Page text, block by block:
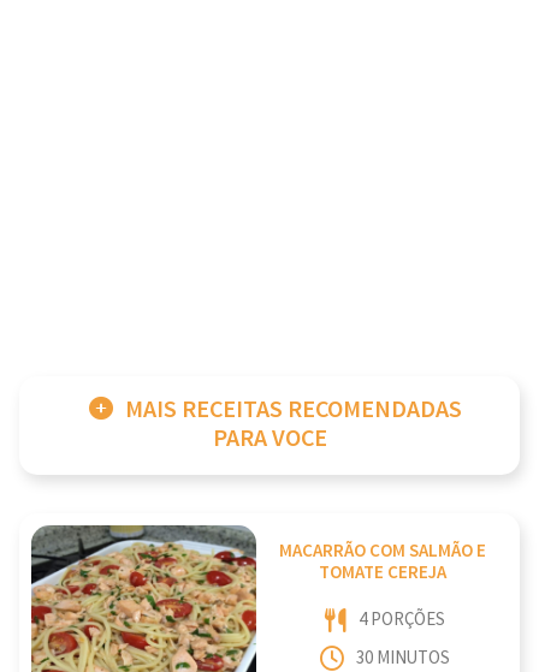
MAIS RECEITAS RECOMENDADAS
PARA VOCE
MACARRÃO COM SALMÃO E
TOMATE CEREJA
4 PORÇÕES
30 MINUTOS